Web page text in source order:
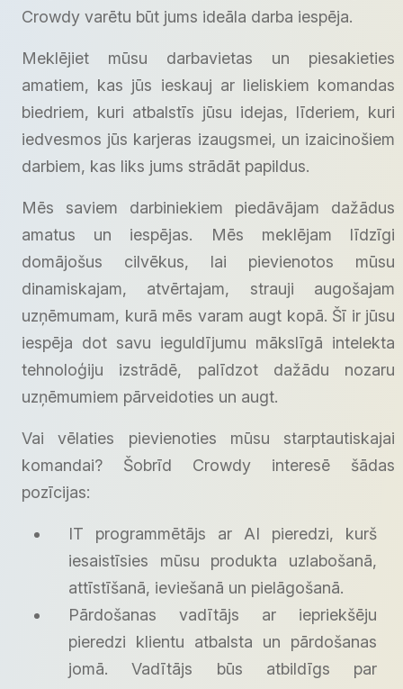
Crowdy varētu būt jums ideāla darba iespēja.
Meklējiet mūsu darbavietas un piesakieties
amatiem, kas jūs ieskauj ar lieliskiem komandas
biedriem, kuri atbalstīs jūsu idejas, līderiem, kuri
iedvesmos jūs karjeras izaugsmei, un izaicinošiem
darbiem, kas liks jums strādāt papildus.
Mēs saviem darbiniekiem piedāvājam dažādus
amatus un iespējas. Mēs meklējam līdzīgi
domājošus cilvēkus, lai pievienotos mūsu
dinamiskajam, atvērtajam, strauji augošajam
uzņēmumam, kurā mēs varam augt kopā. Šī ir jūsu
iespēja dot savu ieguldījumu mākslīgā intelekta
tehnoloģiju izstrādē, palīdzot dažādu nozaru
uzņēmumiem pārveidoties un augt.
Vai vēlaties pievienoties mūsu starptautiskajai
komandai? Šobrīd Crowdy interesē šādas
pozīcijas:
IT programmētājs ar AI pieredzi, kurš
iesaistīsies mūsu produkta uzlabošanā,
attīstīšanā, ieviešanā un pielāgošanā.
Pārdošanas vadītājs ar iepriekšēju
pieredzi klientu atbalsta un pārdošanas
jomā. Vadītājs būs atbildīgs par